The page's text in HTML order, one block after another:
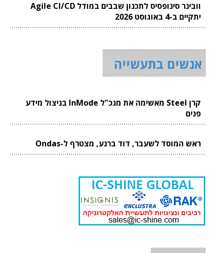
וובינר סינופסיס לתכנון שבבים במודל Agile CI/CD
יתקיים ב-4 באוגוסט 2026
אנשים בתעשייה
קרן Steel מאשימה את מנכ"ל InMode בניצול מידע
פנים
ראש המוסד לשעבר, דוד ברנע, מצטרף ל-Ondas